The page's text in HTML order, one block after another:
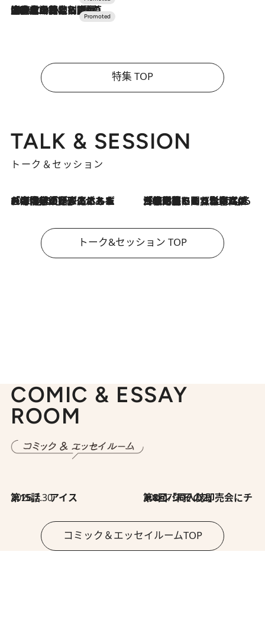
2026.7.10
NEW OPEN！【界 草津】名湯の地に誕生。趣の異なる2種の温泉と上州ならではの会席・蕎麦割烹など美食を味わう究極の癒やし旅
特集 TOP
TALK & SESSION
トーク＆セッション
2026.8.3
「今後値上げがあるとすれば…」「リスクがあるのは今年の冬」エネルギー専門家が語る、ホルムズ海峡封鎖が家庭にもたらす“ある心配” 2026.8.3
「住宅建てられない…」「サーチャージ料の高値が続いている」ホルムズ海峡封鎖による影響はいつまで続く？《エネルギー専門家に聞く“どうなる日本の暮らし”》
トーク&セッション TOP
COMIC & ESSAY
ROOM
2026.7.30
第15話 アイス 2026.7.30
第8回「同人誌即売会にチャレンジ その2」
コミック＆エッセイルームTOP